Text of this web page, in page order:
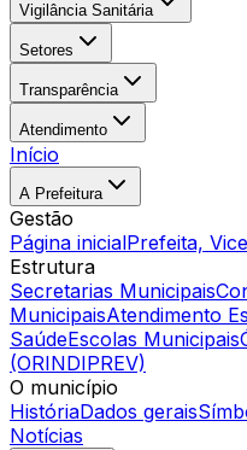
Vigilância Sanitária
Setores
Transparência
Atendimento
Início
A Prefeitura
Gestão
Página inicialPrefeita,
Estrutura
Secretarias Municipais
MunicipaisAtendimento
SaúdeEscolas Municipais
(ORINDIPREV)
O município
HistóriaDados gerais
Notícias